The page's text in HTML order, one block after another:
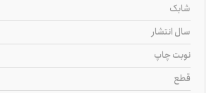
شابک
سال انتشار
نوبت چاپ
قطع